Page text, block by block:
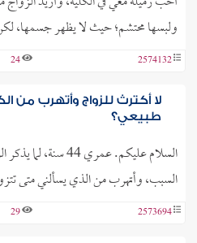
ولبسها محتشم؛ حيث لا يظهر
2574132
24
لا أكترث للزواج وأتهرب من
طبيعي؟
السلام عليكم. عمري
السبب، وأتهرب من الذي يسألني متى
2573694
29